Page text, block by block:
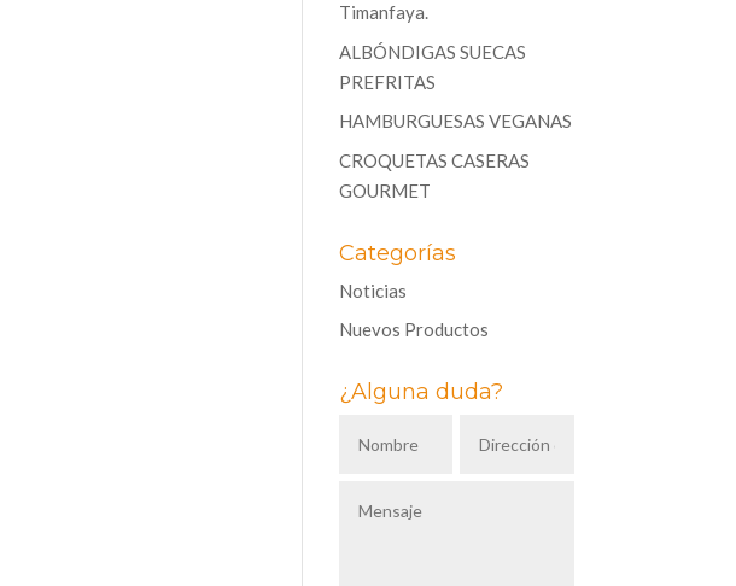
Timanfaya.
ALBÓNDIGAS SUECAS
PREFRITAS
HAMBURGUESAS VEGANAS
CROQUETAS CASERAS
GOURMET
Categorías
Noticias
Nuevos Productos
¿Alguna duda?